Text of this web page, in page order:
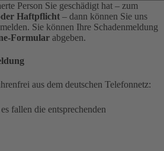
Person Sie geschädigt hat – zum
Haftpflicht – dann können Sie uns
Sie können Ihre Schadenmeldung
Formular abgeben.
aus dem deutschen Telefonnetz:
fallen die entsprechenden